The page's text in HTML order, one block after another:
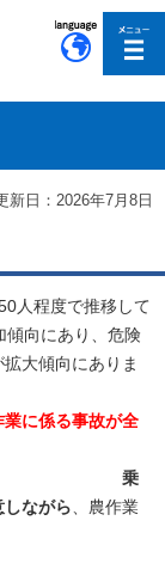
新日：2026年7月8日
人程度で推移して
傾向にあり、危険
大傾向にありま
業に係る事故が全
乗
ながら 、農作業